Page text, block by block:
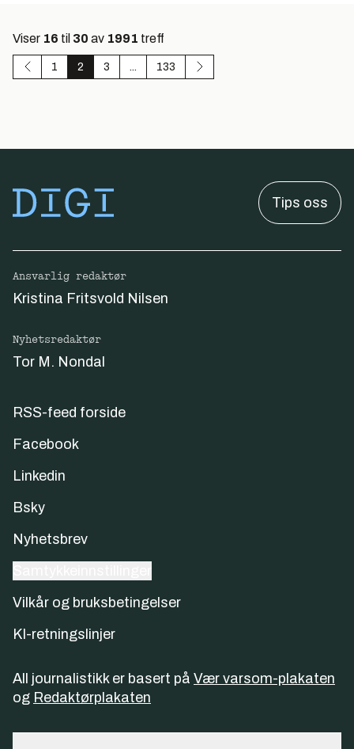
Viser 16 til 30 av 1991 treff
1 2 3 133
Tips oss
Ansvarlig redaktør
Kristina Fritsvold Nilsen
Nyhetsredaktør
Tor M. Nondal
RSS-feed forside
Facebook
Linkedin
Bsky
Nyhetsbrev
Vilkår og bruksbetingelser
KI-retningslinjer
All journalistikk er basert på Vær varsom-plakaten
og Redaktørplakaten